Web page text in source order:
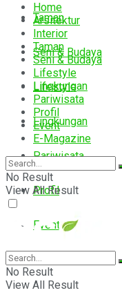
Taman
Seni & Budaya
Lifestyle
Lingkungan
Pariwisata
Profil
Event
E-Magazine
Home
Arsitektur
Interior
Taman
Seni & Budaya
Lifestyle
Lingkungan
Pariwisata
Profil
Event
E-Magazine
No Result
View All Result
No Result
View All Result